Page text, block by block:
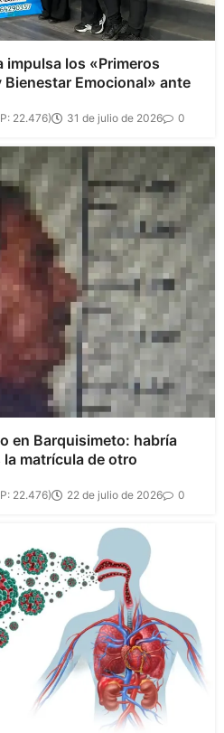
impulsa los «Primeros
Emocional» ante
22.476) 31 de julio de 2026 0
en Barquisimeto: habría
matrícula de otro
22.476) 22 de julio de 2026 0